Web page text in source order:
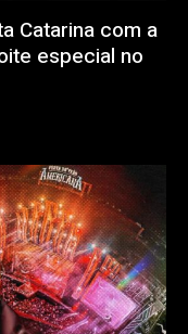
Catarina com a
especial no